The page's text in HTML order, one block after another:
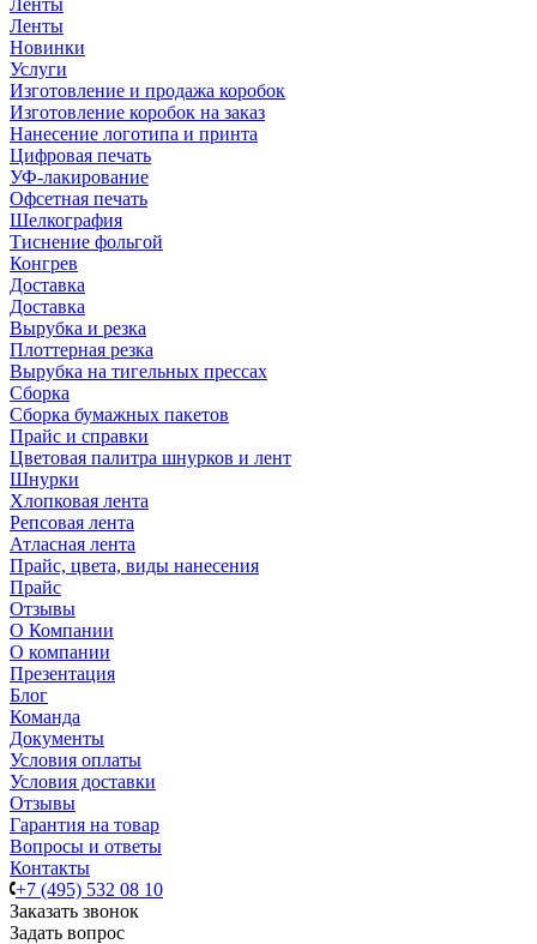
Ленты
Ленты
Новинки
Услуги
Изготовление и продажа коробок
Изготовление коробок на заказ
Нанесение логотипа и принта
Цифровая печать
УФ-лакирование
Офсетная печать
Шелкография
Тиснение фольгой
Конгрев
Доставка
Доставка
Вырубка и резка
Плоттерная резка
Вырубка на тигельных прессах
Сборка
Сборка бумажных пакетов
Прайс и справки
Цветовая палитра шнурков и лент
Шнурки
Хлопковая лента
Репсовая лента
Атласная лента
Прайс, цвета, виды нанесения
Прайс
Отзывы
О Компании
О компании
Презентация
Блог
Команда
Документы
Условия оплаты
Условия доставки
Отзывы
Гарантия на товар
Вопросы и ответы
Контакты
+7 (495) 532 08 10
Заказать звонок
Задать вопрос